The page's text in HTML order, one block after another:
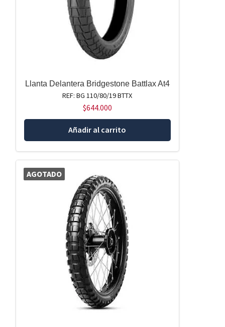
Llanta Delantera Bridgestone Battlax At4
REF: BG 110/80/19 BTTX
$644.000
Añadir al carrito
AGOTADO